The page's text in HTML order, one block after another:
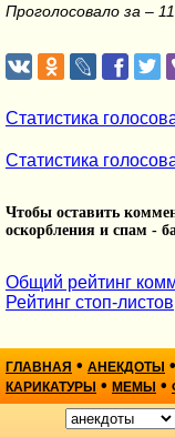
Проголосовало за –
Статистика
Статистика
Чтобы оставить
оскорбления и спам -
Общий рейтинг
Рейтинг стоп-листов
ГЛАВНАЯ • АНЕКДОТЫ •
КАРИКАТУРЫ • МЕМЫ •